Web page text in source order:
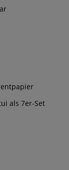
als 7er-Set